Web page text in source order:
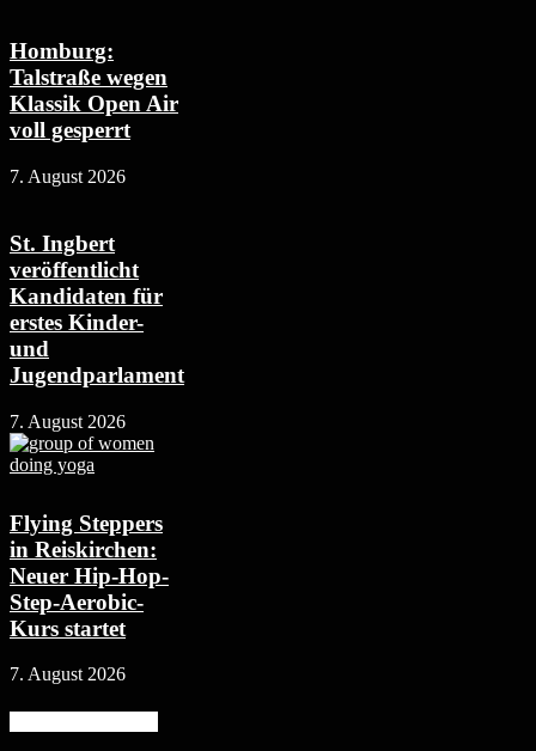
Homburg:
Talstraße wegen
Klassik Open Air
voll gesperrt
7. August 2026
St. Ingbert
veröffentlicht
Kandidaten für
erstes Kinder-
und
Jugendparlament
7. August 2026
Flying Steppers
in Reiskirchen:
Neuer Hip-Hop-
Step-Aerobic-
Kurs startet
7. August 2026